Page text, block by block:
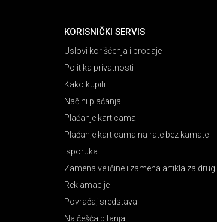
KORISNIČKI SERVIS
Uslovi korišćenja i prodaje
Politika privatnosti
Kako kupiti
Načini plaćanja
Plaćanje karticama
Plaćanje karticama na rate bez kamate
Isporuka
Zamena veličine i zamena artikla za drugi
Reklamacije
Povraćaj sredstava
Najčešća pitanja